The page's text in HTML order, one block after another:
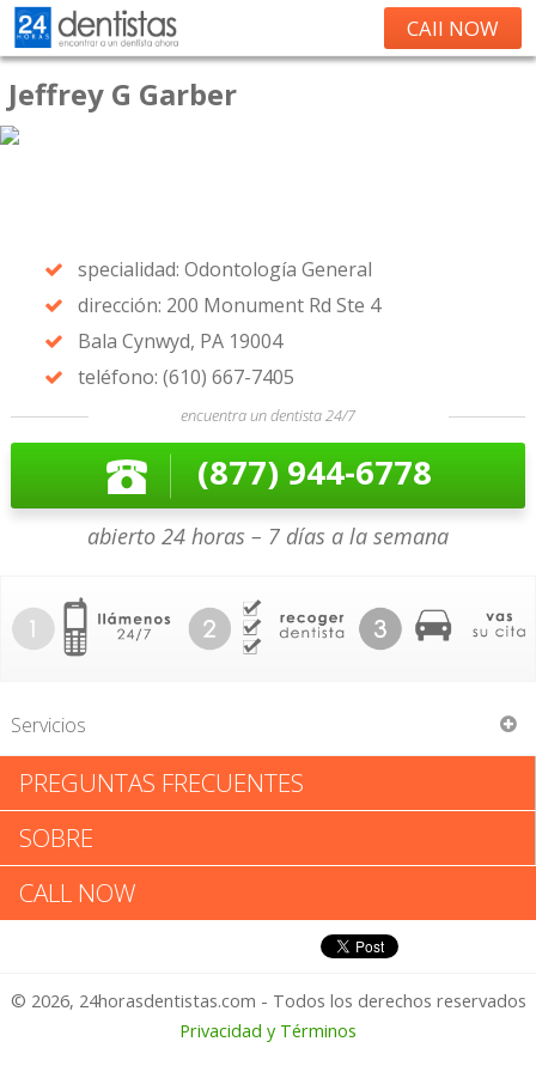
CAll NOW
Jeffrey G Garber
specialidad: Odontología General
dirección: 200 Monument Rd Ste 4
Bala Cynwyd, PA 19004
teléfono: (610) 667-7405
encuentra un dentista 24/7
(877) 944-6778
abierto 24 horas – 7 días a la semana
Servicios
Jeffrey G Garber
Jeffrey G Garber: Califica tu
Experiencia
1 – No Feliz
PREGUNTAS FRECUENTES
SOBRE
CALL NOW
© 2026, 24horasdentistas.com - Todos los derechos reservados
Privacidad y Términos